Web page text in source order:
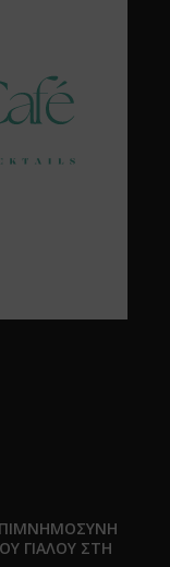
ΕΠΙΜΝΗΜΟΣΥΝΗ
ΓΙΑΛΟΥ ΣΤΗ